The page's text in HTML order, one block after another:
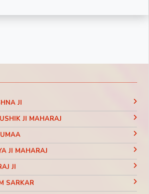
JI
JI MAHARAJ
JI MAHARAJ
JI
SARKAR